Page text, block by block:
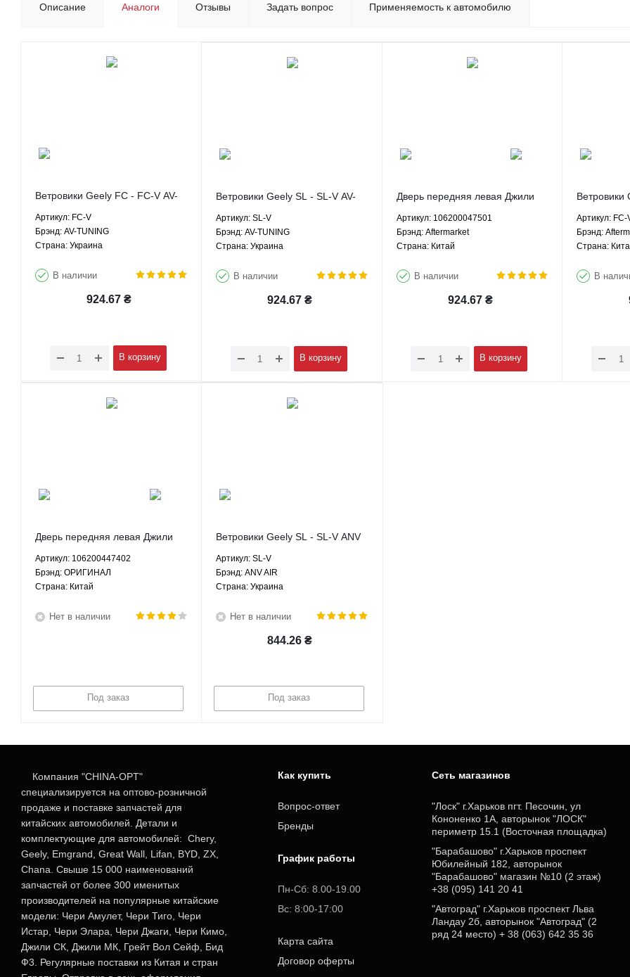
Описание Аналоги Отзывы Задать вопрос Применяемость к автомобилю
Ветровики Geely FC - FC-V AV-
Артикул: FC-V
Брэнд: AV-TUNING
Страна: Украина
В наличии
924.67 ₴
В корзину
Ветровики Geely SL - SL-V AV-
Артикул: SL-V
Брэнд: AV-TUNING
Страна: Украина
В наличии
924.67 ₴
В корзину
Дверь передняя левая Джили
106200047501 Aftermarket
Артикул: 106200047501
Брэнд: Aftermarket
Страна: Китай
В наличии
924.67₴
В корзину
Ветровики
Артикул: FC-
Брэнд:
Страна:
В
Дверь передняя левая Джили
106200447402 ОРИГИНАЛ
Артикул: 106200447402
Брэнд: ОРИГИНАЛ
Страна: Китай
Нет в наличии
Под заказ
Ветровики Geely SL - SL-V ANV
Артикул: SL-V
Брэнд: ANV AIR
Страна: Украина
Нет в наличии
844.26 ₴
Под заказ
Компания "CHINA-OPT"
специализируется на оптово-розничной
продаже и поставке запчастей для
китайских автомобилей. Детали и
комплектующие для автомобилей: Chery,
Geely, Emgrand, Great Wall, Lifan, BYD, ZX,
Chana. Свыше 15 000 наименований
запчастей от более 300 именитых
производителей на популярные китайские
модели: Чери Амулет, Чери Тиго, Чери
Истар, Чери Элара, Чери Джаги, Чери Кимо,
Джили СК, Джили МК, Грейт Вол Сейф, Бид
Ф3. Регулярные поставки из Китая и стран
Как купить
Вопрос-ответ
Бренды
График работы
Пн-Сб: 8.00-19.00
Вс: 8:00-17:00
Карта сайта
Договор оферты
Cеть магазинов
"Лоск" г.Харьков пгт. Песочин, ул
Кононенко 1А, авторынок "ЛОСК"
периметр 15.1 (Восточная площадка)
"Барабашово" г.Харьков проспект
Юбилейный 182, авторынок
"Барабашово" магазин №10 (2 этаж)
+38 (095) 141 20 41
"Автоград" г.Харьков проспект Льва
Ландау 2б, авторынок "Автоград" (2
ряд 24 место) + 38 (063) 642 35 36